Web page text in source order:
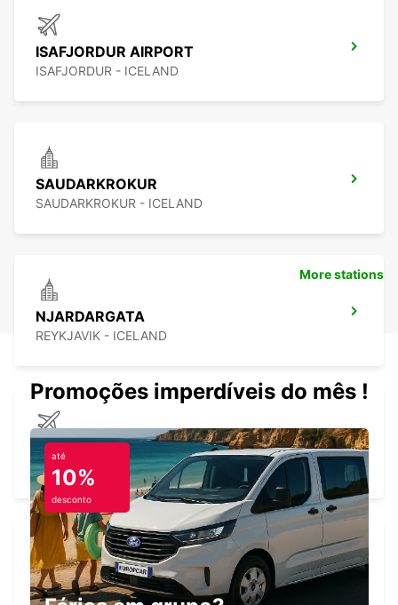
ISAFJORDUR AIRPORT
ISAFJORDUR - ICELAND
SAUDARKROKUR
SAUDARKROKUR - ICELAND
NJARDARGATA
REYKJAVIK - ICELAND
REYKJAVIK DOMESTIC AIRPORT
REYKJAVIK - ICELAND
REYKJAVIK
REYKJAVIK - ICELAND
More stations
Promoções imperdíveis do mês !
até
10%
desconto